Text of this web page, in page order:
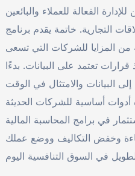
الفعالة للعملاء والبائعين
التجارية. خاتمة يقدم برنامج
من المزايا للشركات التي تسعى
قرارات تعتمد على البيانات. بدءًا
البيانات والامتثال في الوقت
أدوات أساسية للشركات الحديثة
في برامج المحاسبة المالية
وخفض التكاليف ووضع عملك